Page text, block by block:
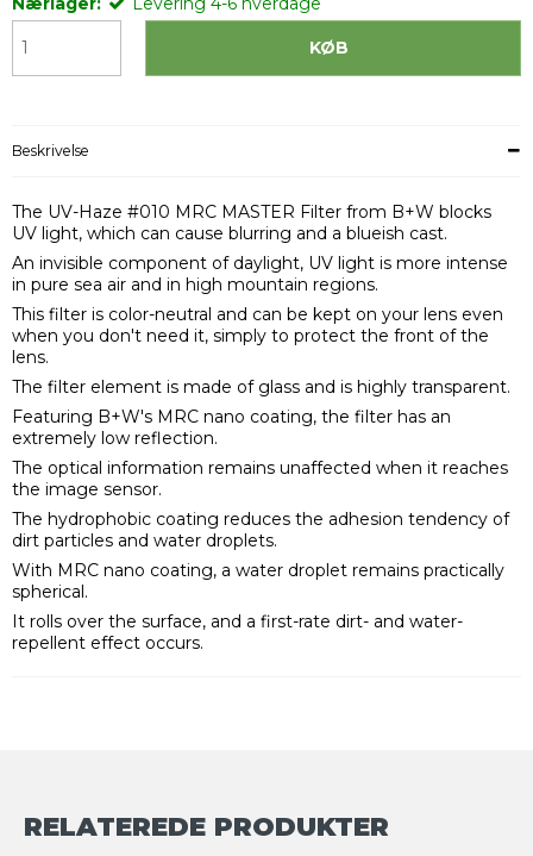
KØB
Beskrivelse
The UV-Haze #010 MRC MASTER Filter from B+W blocks
UV light, which can cause blurring and a blueish cast.
An invisible component of daylight, UV light is more intense
in pure sea air and in high mountain regions.
This filter is color-neutral and can be kept on your lens even
when you don't need it, simply to protect the front of the
lens.
The filter element is made of glass and is highly transparent.
Featuring B+W's MRC nano coating, the filter has an
extremely low reflection.
The optical information remains unaffected when it reaches
the image sensor.
The hydrophobic coating reduces the adhesion tendency of
dirt particles and water droplets.
With MRC nano coating, a water droplet remains practically
spherical.
It rolls over the surface, and a first-rate dirt- and water-
repellent effect occurs.
RELATEREDE PRODUKTER